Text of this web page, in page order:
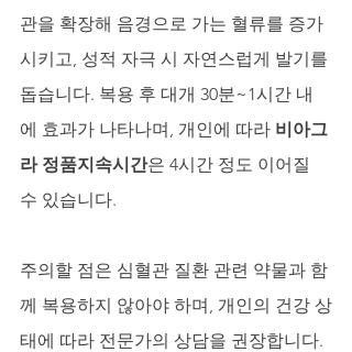
관을 확장해 음경으로 가는 혈류를 증가
시키고, 성적 자극 시 자연스럽게 발기를
돕습니다. 복용 후 대개 30분~1시간 내
에 효과가 나타나며, 개인에 따라 비아그
라 정품지속시간은 4시간 정도 이어질
수 있습니다.
주의할 점은 심혈관 질환 관련 약물과 함
께 복용하지 않아야 하며, 개인의 건강 상
태에 따라 전문가의 상담을 권장합니다.